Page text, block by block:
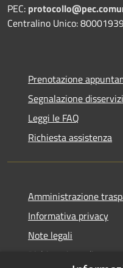
PEC:
Centralino Unico:
Prenotazione
Segnalazione
Leggi le FAQ
Richiesta assistenza
Amministrazione
Informativa privacy
Note legali
Dichiarazione di